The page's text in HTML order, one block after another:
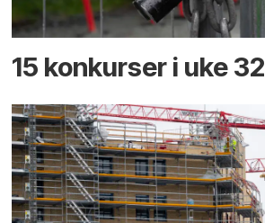
15 konkurser i uke 32